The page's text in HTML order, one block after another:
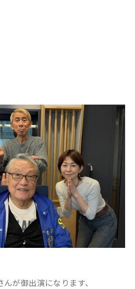
が御出演になります、